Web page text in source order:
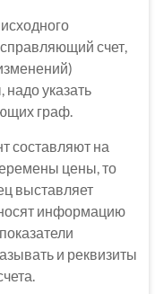
счет,
надо указать
граф.
составляют на
цены, то
выставляет
информацию
и реквизиты